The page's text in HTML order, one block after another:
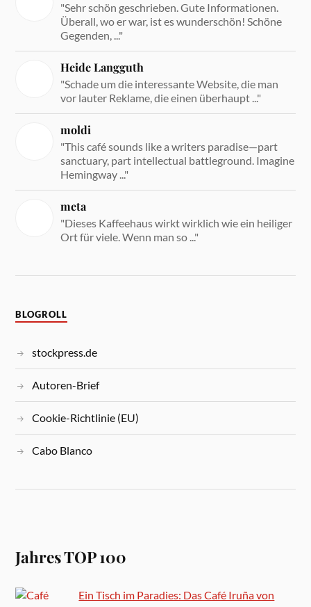
"Sehr schön geschrieben. Gute Informationen.
Überall, wo er war, ist es wunderschön! Schöne
Gegenden, ..."
Heide Langguth
"Schade um die interessante Website, die man
vor lauter Reklame, die einen überhaupt ..."
moldi
"This café sounds like a writers paradise—part
sanctuary, part intellectual battleground. Imagine
Hemingway ..."
meta
"Dieses Kaffeehaus wirkt wirklich wie ein heiliger
Ort für viele. Wenn man so ..."
BLOGROLL
stockpress.de
Autoren-Brief
Cookie-Richtlinie (EU)
Cabo Blanco
Jahres TOP 100
Ein Tisch im Paradies: Das Café Iruña von